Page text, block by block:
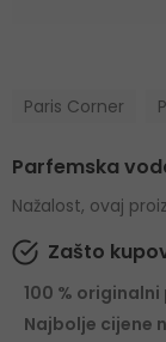
Paris Corner
Parfemska
Nažalost, ovaj
Zašto
100 %
Najbolje cijene